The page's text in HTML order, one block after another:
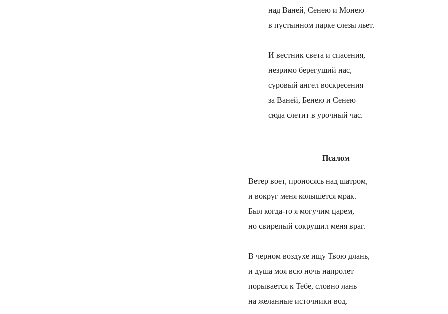
над Ваней, Сенею и Монею
в пустынном парке слезы льет.
И вестник света и спасения,
незримо берегущий нас,
суровый ангел воскресения
за Ваней, Бенею и Сенею
сюда слетит в урочный час.
Псалом
Ветер воет, проносясь над шатром,
и вокруг меня колышется мрак.
Был когда-то я могучим царем,
но свирепый сокрушил меня враг.
В черном воздухе ищу Твою длань,
и душа моя всю ночь напролет
порывается к Тебе, словно лань
на желанные источники вод.